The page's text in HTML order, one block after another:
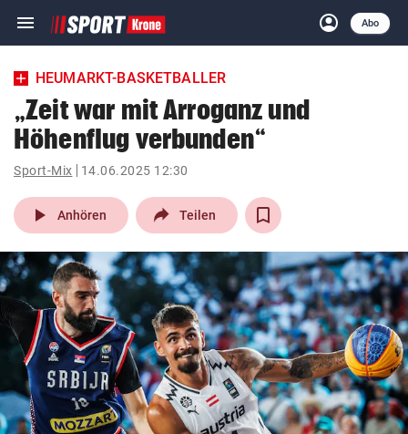
menu Navigation
ein-/ausklappen
account_circle
Anmelden
Abo
close Schließen
account_circle Anmelden
pin_drop
Wien arrow_right
bookmark
search
Suchbegriff
eingeben
© Krone Multimedia GmbH & Co KG 2026
HEUMARKT-BASKETBALLER
„Zeit war mit Arroganz und
Höhenflug verbunden“
Sport-Mix 14.06.2025 12:30
play_arrow Anhören Teilen